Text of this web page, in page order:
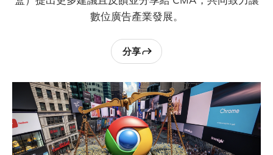
數位廣告產業發展。
分享